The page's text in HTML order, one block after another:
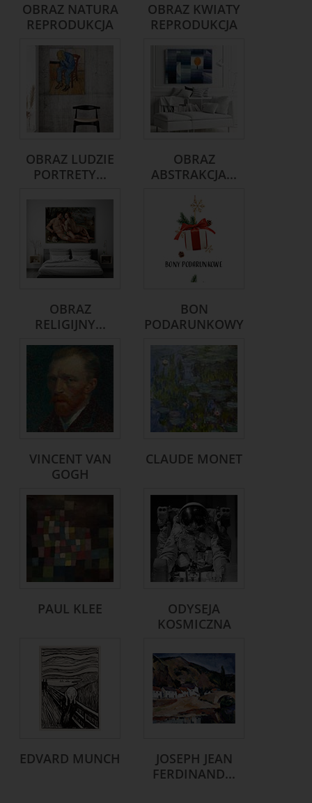
OBRAZ NATURA
REPRODUKCJA
OBRAZ KWIATY
REPRODUKCJA
OBRAZ LUDZIE
PORTRETY...
OBRAZ
ABSTRAKCJA...
OBRAZ
RELIGIJNY...
BON
PODARUNKOWY
VINCENT VAN
GOGH
CLAUDE MONET
PAUL KLEE
ODYSEJA
KOSMICZNA
EDVARD MUNCH
JOSEPH JEAN
FERDINAND...